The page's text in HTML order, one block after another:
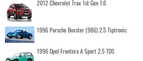
2012 Chevrolet Trax 1st Gen 1.6
1996 Porsche Boxster (986) 2.5 Tiptronic
1996 Opel Frontera A Sport 2.5 TDS